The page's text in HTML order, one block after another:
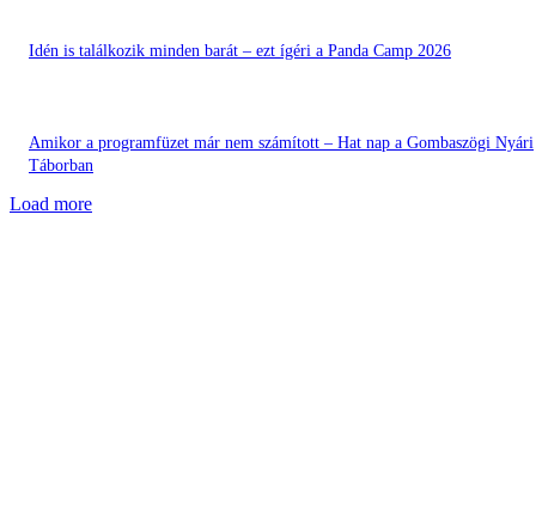
Idén is találkozik minden barát – ezt ígéri a Panda Camp 2026
Amikor a programfüzet már nem számított – Hat nap a Gombaszögi Nyári
Táborban
Load more